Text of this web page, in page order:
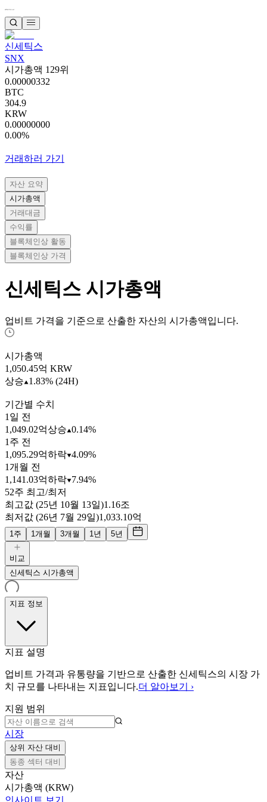
신세틱스
SNX
시가총액 129위
0.00000332
BTC
304.9
KRW
0.00000000
0.00%
거래하러 가기
자산 요약
시가총액
거래대금
수익률
블록체인상 활동
블록체인상 가격
신세틱스 시가총액
업비트 가격을 기준으로 산출한 자산의 시가총액입니다.
시가총액
1,050.45억 KRW
상승 1.83% (24H)
기간별 수치
1일 전
1,049.02억상승 0.14%
1주 전
1,095.29억하락 4.09%
1개월 전
1,141.03억하락 7.94%
52주 최고/최저
최고값 (25년 10월 13일)1.16조
최저값 (26년 7월 29일)1,033.10억
1주 1개월 3개월 1년 5년
비교
신세틱스 시가총액
지표 정보
지표 설명
업비트 가격과 유통량을 기반으로 산출한 신세틱스의 시장 가
치 규모를 나타내는 지표입니다.더 알아보기 ›
지원 범위
시장
상위 자산 대비
동종 섹터 대비
자산
시가총액 (KRW)
인사이트 보기